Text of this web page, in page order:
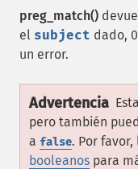
preg_match()
el subject dado,
un error.
Advertencia
pero también
a false. Por
booleanos para